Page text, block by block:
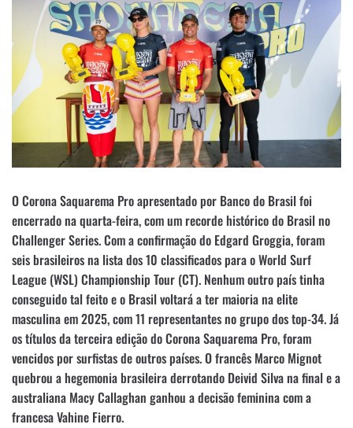
O Corona Saquarema Pro apresentado por Banco do Brasil foi
encerrado na quarta-feira, com um recorde histórico do Brasil no
Challenger Series. Com a confirmação do Edgard Groggia, foram
seis brasileiros na lista dos 10 classificados para o World Surf
League (WSL) Championship Tour (CT). Nenhum outro país tinha
conseguido tal feito e o Brasil voltará a ter maioria na elite
masculina em 2025, com 11 representantes no grupo dos top-34. Já
os títulos da terceira edição do Corona Saquarema Pro, foram
vencidos por surfistas de outros países. O francês Marco Mignot
quebrou a hegemonia brasileira derrotando Deivid Silva na final e a
australiana Macy Callaghan ganhou a decisão feminina com a
francesa Vahine Fierro.